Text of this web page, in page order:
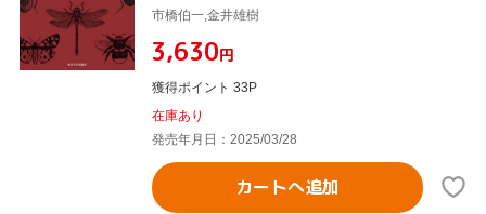
市橋伯一,金井雄樹
¥3,630円
獲得ポイント 33P
在庫あり
発売年月日：2025/03/28
カートへ追加